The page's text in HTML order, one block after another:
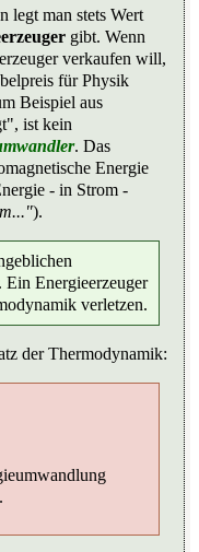
legt man stets Wert
gibt. Wenn
verkaufen will,
für Physik
Beispiel aus
ist kein
. Das
Energie
- in Strom -
).
Ein Energieerzeuger
verletzen.
der Thermodynamik: